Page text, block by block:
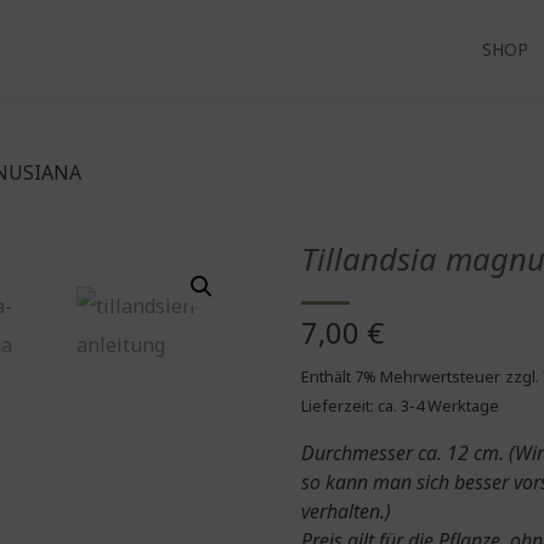
SHOP
Tillandsia
7,00 €
Enthält 7% Mehrwertsteuer zzgl.
Lieferzeit: ca. 3-4 Werktage
Durchmesser ca. 12 cm.
so kann man sich besser
verhalten.)